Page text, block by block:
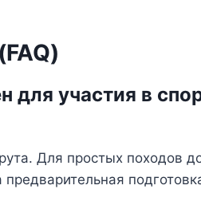
для участия в
Для простых походов